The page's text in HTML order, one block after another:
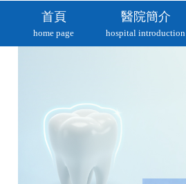
首頁
home page
醫院簡介
hospital introduction